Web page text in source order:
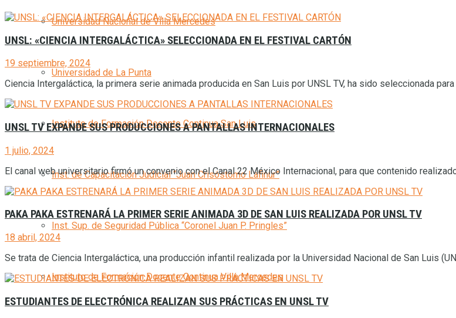
Universidad Nacional de Villa Mercedes
Universidad de La Punta
Instituto de Formación Docente Continua San Luis
Inst. de Capacitación Judicial “Juan Crisóstomo Lafinur”
Inst. Sup. de Seguridad Pública “Coronel Juan P. Pringles”
Instituto de Formación Docente Continua Villa Mercedes
UNSL: «CIENCIA INTERGALÁCTICA» SELECCIONADA EN EL FESTIVAL CARTÓN
19 septiembre, 2024
Ciencia Intergaláctica, la primera serie animada producida en San Luis por UNSL TV, ha sido seleccionada
UNSL TV EXPANDE SUS PRODUCCIONES A PANTALLAS INTERNACIONALES
1 julio, 2024
El canal web universitario firmó un convenio con el Canal 22 México Internacional, para que contenido
PAKA PAKA ESTRENARÁ LA PRIMER SERIE ANIMADA 3D DE SAN LUIS REALIZADA POR UNSL TV
18 abril, 2024
Se trata de Ciencia Intergaláctica, una producción infantil realizada por la Universidad Nacional de San Luis
ESTUDIANTES DE ELECTRÓNICA REALIZAN SUS PRÁCTICAS EN UNSL TV